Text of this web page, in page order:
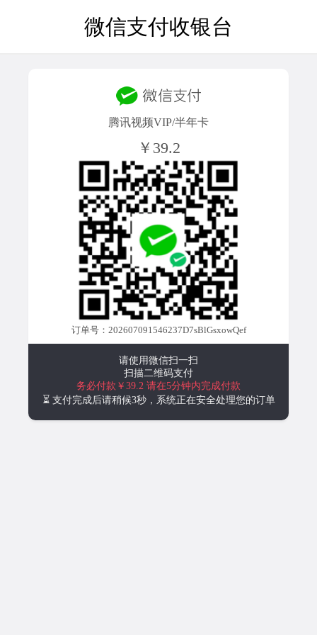
微信支付收银台
腾讯视频VIP/半年卡
￥39.2
订单号：202607091546237D7sBlGsxowQef
请使用微信扫一扫
扫描二维码支付
务必付款￥39.2 请在5分钟内完成付款
⏳ 支付完成后请稍候3秒，系统正在安全处理您的订单